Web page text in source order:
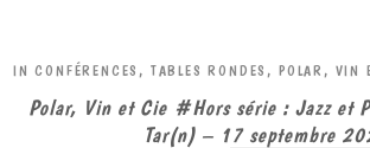
IN CONFÉRENCES, TABLES RONDES , POLAR, VIN
Polar, Vin et Cie #Hors série : Jazz et
Tar(n) – 17 septembre